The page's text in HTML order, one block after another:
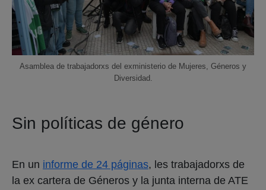
Asamblea de trabajadorxs del exministerio de Mujeres, Géneros y
Diversidad.
Sin políticas de género
En un informe de 24 páginas, les trabajadorxs de
la ex cartera de Géneros y la junta interna de ATE